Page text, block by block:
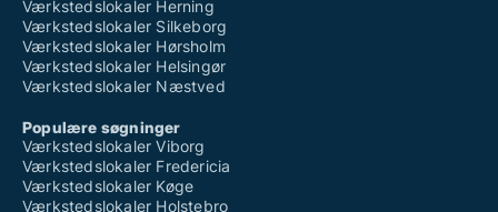
Værkstedslokaler Herning
Værkstedslokaler Silkeborg
Værkstedslokaler Hørsholm
Værkstedslokaler Helsingør
Værkstedslokaler Næstved
Populære søgninger
Værkstedslokaler Viborg
Værkstedslokaler Fredericia
Værkstedslokaler Køge
Værkstedslokaler Holstebro